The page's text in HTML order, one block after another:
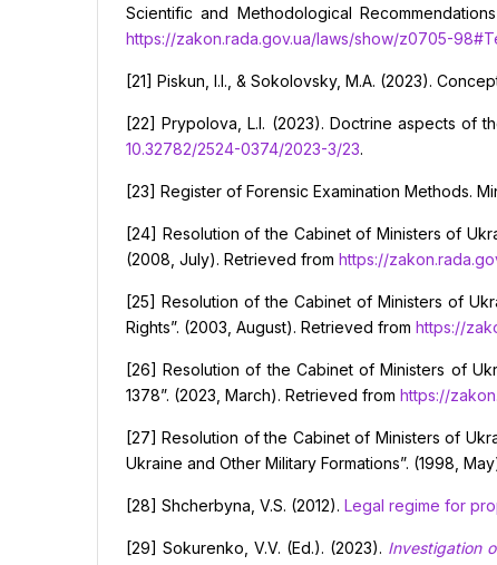
Scientific and Methodological
https://zakon.rada.gov.ua/laws/show/z0705-
[21] Piskun, I.I., & Sokolovsky, M.A. (2023).
[22] Prypolova, L.I. (2023). Doctrine aspects of
10.32782/2524-0374/2023-3/23.
[23] Register of Forensic Examination Methods.
[24] Resolution of the Cabinet of Ministers of
(2008, July). Retrieved from https://
[25] Resolution of the Cabinet of Ministers of
Rights”. (2003, August). Retrieved from https://
[26] Resolution of the Cabinet of Ministers of
1378”. (2023, March). Retrieved from https://
[27] Resolution of the Cabinet of Ministers of
Ukraine and Other Military Formations”. (1998,
[28] Shcherbyna, V.S. (2012). Legal regime for
[29] Sokurenko, V.V. (Ed.). (2023). Investigation